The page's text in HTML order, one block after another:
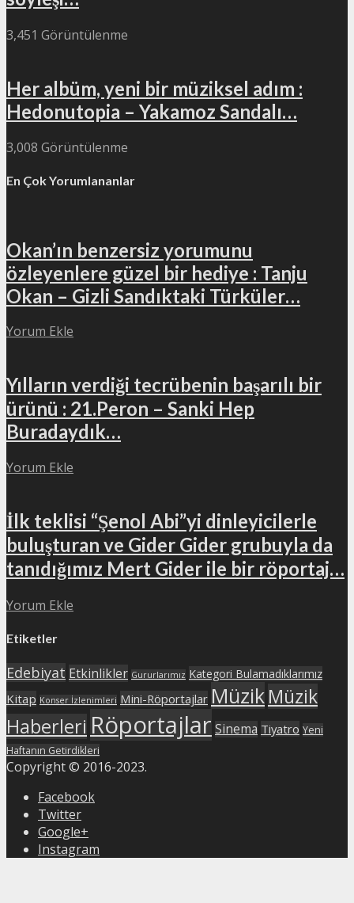
3,451 Görüntülenme
Her albüm, yeni bir müziksel adım :
Hedonutopia – Yakamoz Sandalı…
3,008 Görüntülenme
En Çok Yorumlananlar
Okan’ın benzersiz yorumunu
özleyenlere güzel bir hediye : Tanju
Okan – Gizli Sandıktaki Türküler…
Yorum Ekle
Yılların verdiği tecrübenin başarılı bir
ürünü : 21.Peron – Sanki Hep
Buradaydık…
Yorum Ekle
İlk teklisi “Şenol Abi”yi dinleyicilerle
buluşturan ve Gider Gider grubuyla da
tanıdığımız Mert Gider ile bir röportaj…
Yorum Ekle
Etiketler
Edebiyat Etkinlikler Gururlarımız Kategori Bulamadıklarımız
Kitap Konser İzlenimleri Mini-Röportajlar MüzikMüzik
Haberleri Röportajlar Sinema Tiyatro Yeni
Haftanın Getirdikleri
Copyright © 2016-2023.
Facebook
Twitter
Google+
Instagram